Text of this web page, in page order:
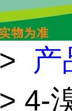
> 产
> 4-